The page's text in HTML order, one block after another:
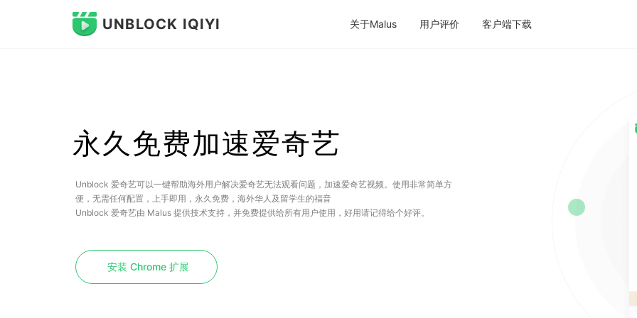
UNBLOCK IQIYI 关于Malus 用户评价 客户端下载
永久免费加速爱奇艺
Unblock 爱奇艺可以一键帮助海外用户解决爱奇艺无法观看问题，加速爱奇艺视频。使用非常简单方
便，无需任何配置，上手即用，永久免费，海外华人及留学生的福音
Unblock 爱奇艺由 Malus 提供技术支持，并免费提供给所有用户使用，好用请记得给个好评。
安装 Chrome 扩展